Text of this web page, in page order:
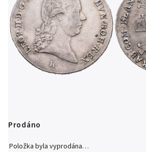
Prodáno
Položka byla vyprodána…